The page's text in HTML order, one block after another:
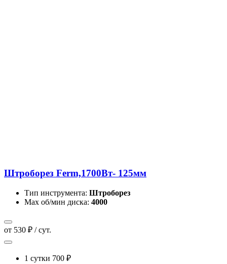
Штроборез Ferm,1700Вт- 125мм
Тип инструмента: Штроборез
Max об/мин диска: 4000
от 530 ₽ / сут.
1 сутки 700 ₽